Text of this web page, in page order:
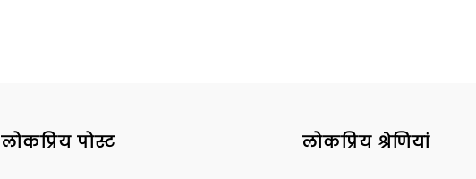
लोकप्रिय पोस्ट लोकप्रिय श्रेणियां